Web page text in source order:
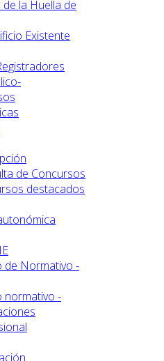
la Huella de
Existente
de Concursos
destacados
de Normativo -
normativo -